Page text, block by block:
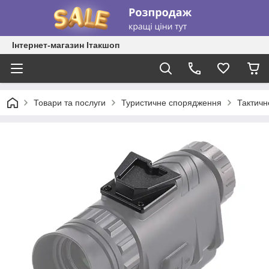
Інтернет-магазин Ітакшоп
Товари та послуги Туристичне спорядження